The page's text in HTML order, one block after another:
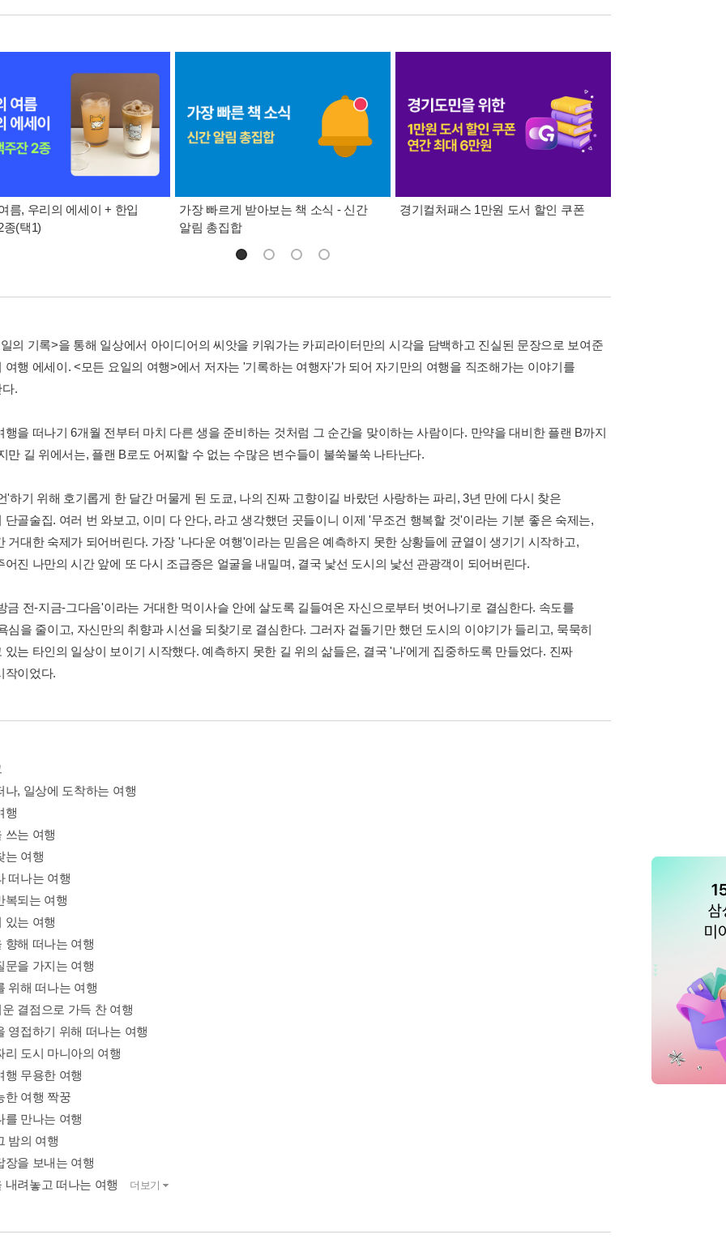
름, 우리의 에세이 + 한입
종(택1)
가장 빠르게 받아보는 책 소식 - 신간
알림 총집합
경기컬처패스 1만원 도서 할인 쿠폰
의 기록>을 통해 일상에서 아이디어의 씨앗을 키워가는 카피라이터만의 시각을 담백하고 진실된 문장으로 보여준
여행 에세이. <모든 요일의 여행>에서 저자는 '기록하는 여행자'가 되어 자기만의 여행을 직조해가는 이야기를
.
행을 떠나기 6개월 전부터 마치 다른 생을 준비하는 것처럼 그 순간을 맞이하는 사람이다. 만약을 대비한 플랜 B까지
만 길 위에서는, 플랜 B로도 어찌할 수 없는 수많은 변수들이 불쑥불쑥 나타난다.
'하기 위해 호기롭게 한 달간 머물게 된 도쿄, 나의 진짜 고향이길 바랐던 사랑하는 파리, 3년 만에 다시 찾은
단골술집. 여러 번 와보고, 이미 다 안다, 라고 생각했던 곳들이니 이제 '무조건 행복할 것'이라는 기분 좋은 숙제는,
거대한 숙제가 되어버린다. 가장 '나다운 여행'이라는 믿음은 예측하지 못한 상황들에 균열이 생기기 시작하고,
어진 나만의 시간 앞에 또 다시 조급증은 얼굴을 내밀며, 결국 낯선 도시의 낯선 관광객이 되어버린다.
금 전-지금-그다음'이라는 거대한 먹이사슬 안에 살도록 길들여온 자신으로부터 벗어나기로 결심한다. 속도를
심을 줄이고, 자신만의 취향과 시선을 되찾기로 결심한다. 그러자 겉돌기만 했던 도시의 이야기가 들리고, 묵묵히
있는 타인의 일상이 보이기 시작했다. 예측하지 못한 길 위의 삶들은, 결국 '나'에게 집중하도록 만들었다. 진짜
작이었다.
나, 일상에 도착하는 여행
행
쓰는 여행
는 여행
떠나는 여행
복되는 여행
있는 여행
향해 떠나는 여행
문을 가지는 여행
위해 떠나는 여행
결점으로 가득 찬 여행
영접하기 위해 떠나는 여행
리 도시 마니아의 여행
행 무용한 여행
한 여행 짝꿍
를 만나는 여행
밤의 여행
장을 보내는 여행
내려놓고 떠나는 여행
더보기